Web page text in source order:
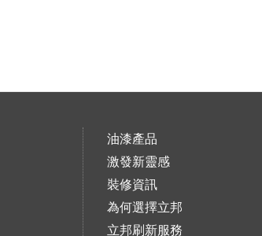
油漆產品
激發新靈感
裝修資訊
為何選擇立邦
立邦刷新服務